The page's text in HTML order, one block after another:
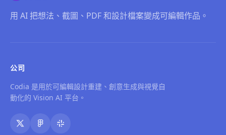
用 AI 把想法、截圖、PDF 和設計檔案變成可編輯作品。
公司
Codia 是用於可編輯設計重建、創意生成與視覺自
動化的 Vision AI 平台。